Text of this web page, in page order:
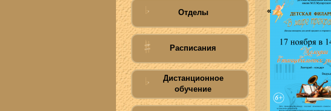
Отделы
Расписания
Дистанционное
обучение
«